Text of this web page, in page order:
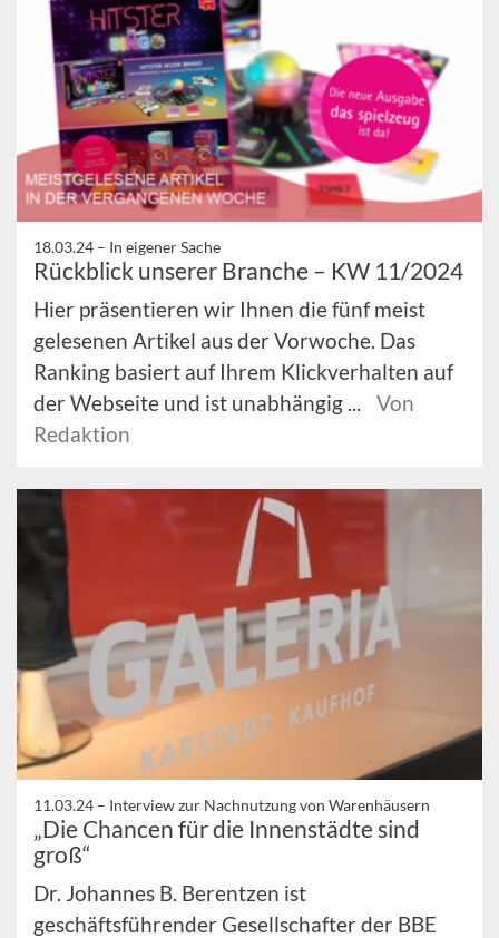
18.03.24 – In eigener Sache
Rückblick unserer Branche – KW 11/2024
Hier präsentieren wir Ihnen die fünf meist
gelesenen Artikel aus der Vorwoche. Das
Ranking basiert auf Ihrem Klickverhalten auf
der Webseite und ist unabhängig ...
Von
Redaktion
11.03.24 – Interview zur Nachnutzung von Warenhäusern
„Die Chancen für die Innenstädte sind
groß“
Dr. Johannes B. Berentzen ist
geschäftsführender Gesellschafter der BBE